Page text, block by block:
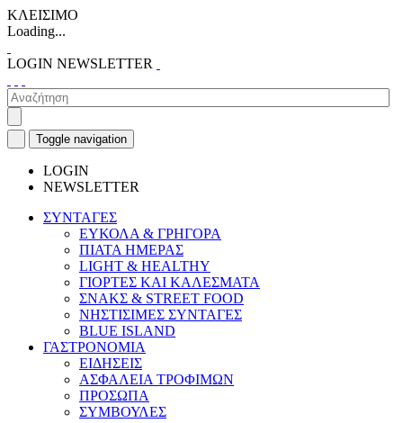
ΚΛΕΙΣΙΜΟ
Loading...
LOGIN NEWSLETTER
Toggle navigation
LOGIN
NEWSLETTER
ΣΥΝΤΑΓΕΣ
ΕΥΚΟΛΑ & ΓΡΗΓΟΡΑ
ΠΙΑΤΑ ΗΜΕΡΑΣ
LIGHT & HEALTHY
ΓΙΟΡΤΕΣ ΚΑΙ ΚΑΛΕΣΜΑΤΑ
ΣΝΑΚΣ & STREET FOOD
ΝΗΣΤΙΣΙΜΕΣ ΣΥΝΤΑΓΕΣ
BLUE ISLAND
ΓΑΣΤΡΟΝΟΜΙΑ
ΕΙΔΗΣΕΙΣ
ΑΣΦΑΛΕΙΑ ΤΡΟΦΙΜΩΝ
ΠΡΟΣΩΠΑ
ΣΥΜΒΟΥΛΕΣ